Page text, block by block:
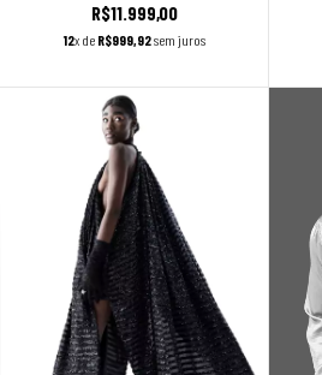
R$11.999,00
12x de R$999,92sem juros